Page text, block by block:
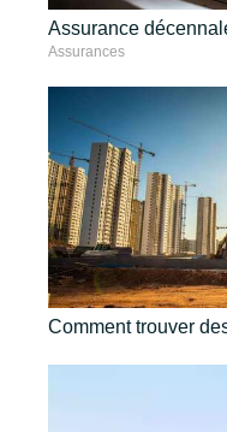
Assurance
Assurances
Comment trouver